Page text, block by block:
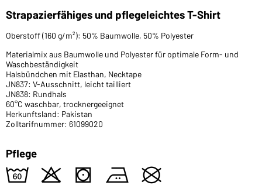
Strapazierfähiges und pflegeleichtes T-Shirt
Oberstoff (160 g/m²): 50% Baumwolle, 50% Polyester
Materialmix aus Baumwolle und Polyester für optimale Form- und
Waschbeständigkeit
Halsbündchen mit Elasthan, Necktape
JN837: V-Ausschnitt, leicht tailliert
JN838: Rundhals
60°C waschbar, trocknergeeignet
Herkunftsland: Pakistan
Zolltarifnummer: 61099020
Pflege
4 o s b U